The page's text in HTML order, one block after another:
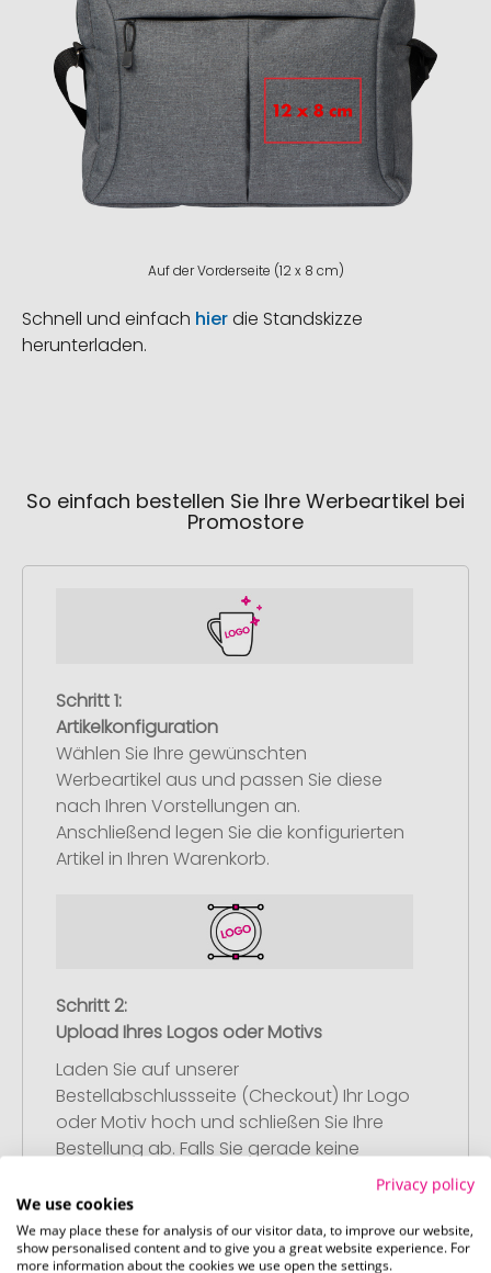
Auf der Vorderseite (12 x 8 cm)
Schnell und einfach hierdie Standskizze
herunterladen.
So einfach bestellen Sie Ihre Werbeartikel bei
Promostore
Schritt 1:
Artikelkonfiguration
Wählen Sie Ihre gewünschten
Werbeartikel aus und passen Sie diese
nach Ihren Vorstellungen an.
Anschließend legen Sie die konfigurierten
Artikel in Ihren Warenkorb.
Schritt 2:
Upload Ihres Logos oder Motivs
Laden Sie auf unserer
Bestellabschlussseite (Checkout) Ihr Logo
oder Motiv hoch und schließen Sie Ihre
Bestellung ab. Falls Sie gerade keine
passende Datei zur Verfügung haben,
können Sie diese gerne später
nachliefern.
Privacy policy
We use cookies
We may place these for analysis of our visitor data, to improve our website,
show personalised content and to give you a great website experience. For
more information about the cookies we use open the settings.